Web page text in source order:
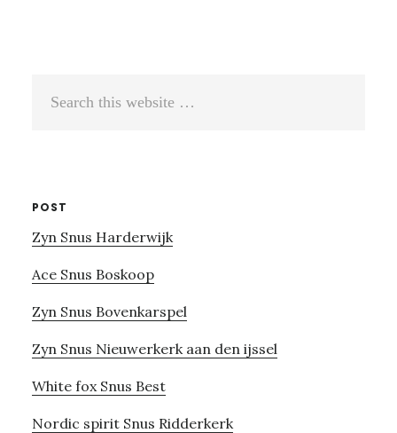
POST
Zyn Snus Harderwijk
Ace Snus Boskoop
Zyn Snus Bovenkarspel
Zyn Snus Nieuwerkerk aan den ijssel
White fox Snus Best
Nordic spirit Snus Ridderkerk